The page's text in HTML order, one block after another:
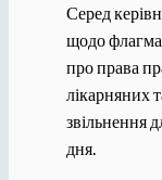
Серед
щодо
про права
лікарняних
звільнення
дня.